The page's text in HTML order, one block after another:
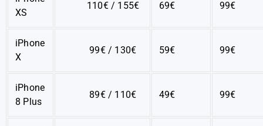
XS
110€ / 155€ 69€ 99€
iPhone
X
99€ / 130€ 59€ 99€
iPhone
8 Plus
89€ / 110€ 49€ 99€